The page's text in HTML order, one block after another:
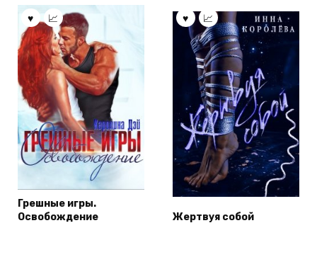
Грешные игры.
Освобождение
Жертвуя собой